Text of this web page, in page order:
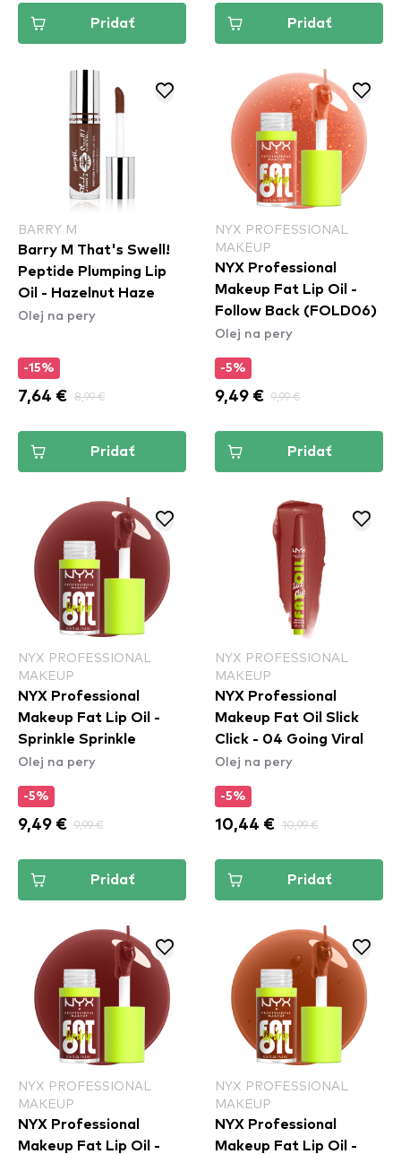
Pridať Pridať
BARRY M
Barry M That's Swell!
Peptide Plumping Lip
Oil - Hazelnut Haze
Olej na pery
-15%
7,64 € 8,99 €
Pridať
NYX PROFESSIONAL
MAKEUP
NYX Professional
Makeup Fat Lip Oil -
Follow Back (FOLD06)
Olej na pery
-5%
9,49 € 9,99 €
Pridať
NYX PROFESSIONAL
MAKEUP
NYX Professional
Makeup Fat Lip Oil -
Sprinkle Sprinkle​
Olej na pery
-5%
9,49 € 9,99 €
Pridať
NYX PROFESSIONAL
MAKEUP
NYX Professional
Makeup Fat Oil Slick
Click - 04 Going Viral
Olej na pery
-5%
10,44 € 10,99 €
Pridať
NYX PROFESSIONAL
MAKEUP
NYX Professional
Makeup Fat Lip Oil -
NYX PROFESSIONAL
MAKEUP
NYX Professional
Makeup Fat Lip Oil -